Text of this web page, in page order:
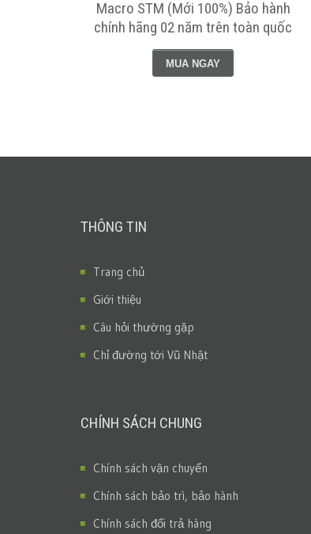
Macro STM (Mới 100%) Bảo hành
chính hãng 02 năm trên toàn quốc
MUA NGAY
THÔNG TIN
Trang chủ
Giới thiệu
Câu hỏi thường gặp
Chỉ đường tới Vũ Nhật
CHÍNH SÁCH CHUNG
Chính sách vận chuyển
Chính sách bảo trì, bảo hành
Chính sách đổi trả hàng